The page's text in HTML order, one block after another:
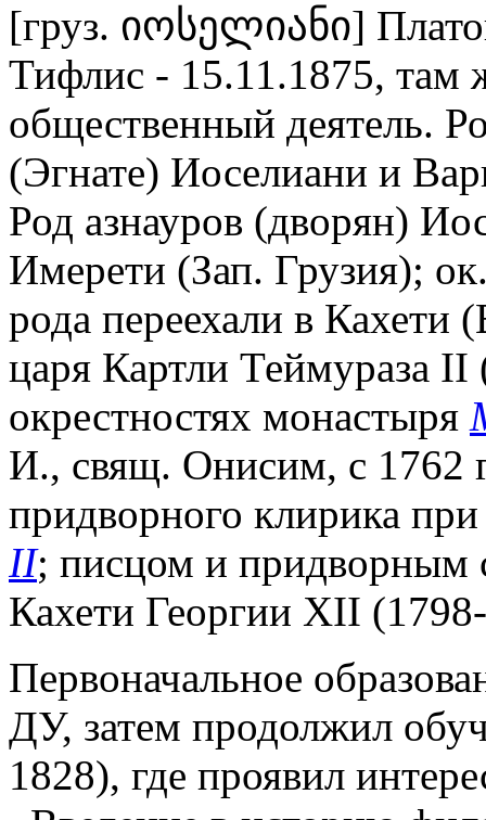
[груз. იოსელიანი]
Тифлис - 15.11.1875, там
общественный деятель.
(Эгнате) Иоселиани и
Род азнауров (дворян)
Имерети (Зап. Грузия);
рода переехали в Кахети
царя Картли Теймураза
окрестностях монастыря
И., свящ. Онисим, с 1762
придворного клирика
II; писцом и придворным
Кахети Георгии XII
Первоначальное
ДУ, затем продолжил
1828), где проявил